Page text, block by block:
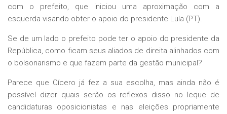
com o prefeito, que iniciou uma aproximação com a
esquerda visando obter o apoio do presidente Lula (PT).
Se de um lado o prefeito pode ter o apoio do presidente da
República, como ficam seus aliados de direita alinhados com
o bolsonarismo e que fazem parte da gestão municipal?
Parece que Cícero já fez a sua escolha, mas ainda não é
possível dizer quais serão os reflexos disso no leque de
candidaturas oposicionistas e nas eleições propriamente